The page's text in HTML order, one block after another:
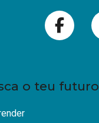
o teu futuro